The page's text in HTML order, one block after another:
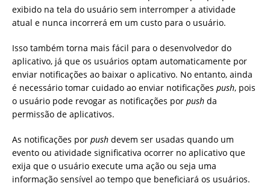
exibido na tela do usuário sem interromper a atividade
atual e nunca incorrerá em um custo para o usuário.
Isso também torna mais fácil para o desenvolvedor do
aplicativo, já que os usuários optam automaticamente por
enviar notificações ao baixar o aplicativo. No entanto, ainda
é necessário tomar cuidado ao enviar notificações push, pois
o usuário pode revogar as notificações por push da
permissão de aplicativos.
As notificações por push devem ser usadas quando um
evento ou atividade significativa ocorrer no aplicativo que
exija que o usuário execute uma ação ou seja uma
informação sensível ao tempo que beneficiará os usuários.